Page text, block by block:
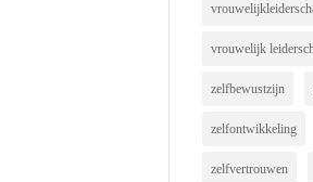
vrouwelijk
zelfbewustzijn
zelfontwikkeling
zelfvertrouwen